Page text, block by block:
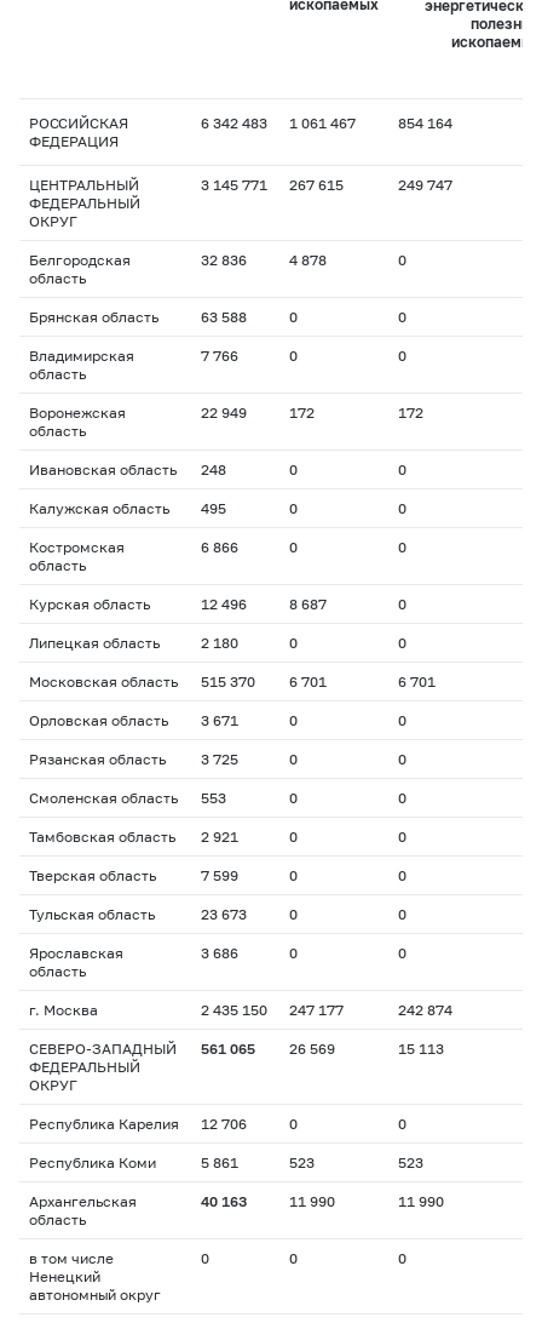
ископаемых
энергетических
полезных
ископаемых
РОССИЙСКАЯ
ФЕДЕРАЦИЯ
6 342 483 1 061 467 854 164
ЦЕНТРАЛЬНЫЙ
ФЕДЕРАЛЬНЫЙ
ОКРУГ
3 145 771 267 615 249 747
Белгородская
область
32 836 4 878 0
Брянская область 63 588 0 0
Владимирская
область
7 766 0 0
Воронежская
область
22 949 172 172
Ивановская область 248 0 0
Калужская область 495 0 0
Костромская
область
6 866 0 0
Курская область 12 496 8 687 0
Липецкая область 2 180 0 0
Московская область 515 370 6 701 6 701
Орловская область 3 671 0 0
Рязанская область 3 725 0 0
Смоленская область 553 0 0
Тамбовская область 2 921 0 0
Тверская область 7 599 0 0
Тульская область 23 673 0 0
Ярославская
область
3 686 0 0
г. Москва 2 435 150 247 177 242 874
СЕВЕРО-ЗАПАДНЫЙ
ФЕДЕРАЛЬНЫЙ
ОКРУГ
561 065 26 569 15 113
Республика Карелия 12 706 0 0
Республика Коми 5 861 523 523
Архангельская
область
40 163 11 990 11 990
в том числе
Ненецкий
автономный округ
0 0 0